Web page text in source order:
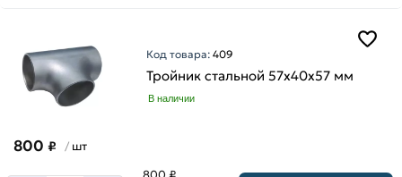
Код товара:409
Тройник стальной 57х40х57 мм
В наличии
800 ₽ / шт